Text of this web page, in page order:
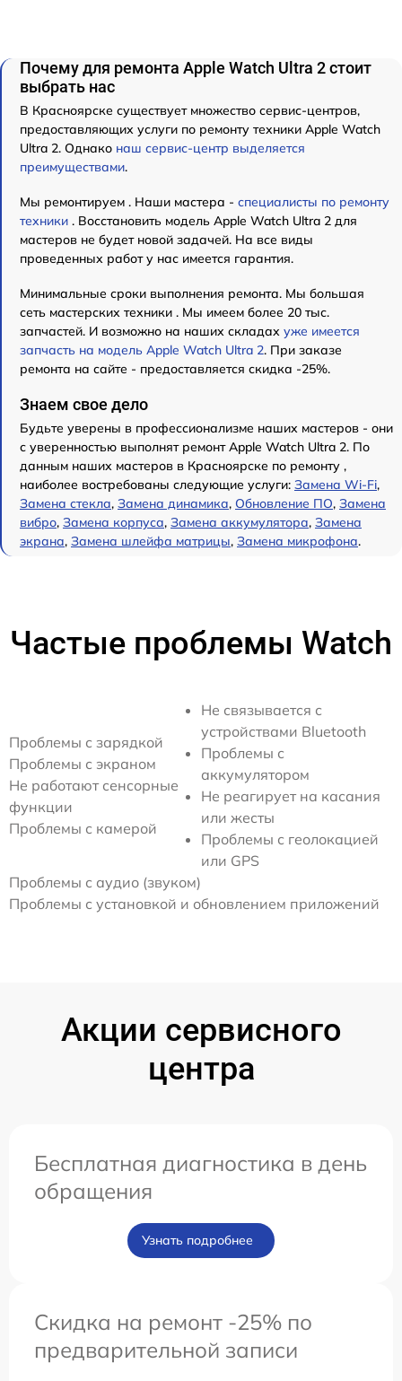
Почему для ремонта Apple Watch Ultra 2 стоит
выбрать нас
В Красноярске существует множество сервис-центров,
предоставляющих услуги по ремонту техники Apple Watch
Ultra 2. Однако наш сервис-центр выделяется
преимуществами.
Мы ремонтируем . Наши мастера - специалисты по ремонту
техники . Восстановить модель Apple Watch Ultra 2 для
мастеров не будет новой задачей. На все виды
проведенных работ у нас имеется гарантия.
Минимальные сроки выполнения ремонта. Мы большая
сеть мастерских техники . Мы имеем более 20 тыс.
запчастей. И возможно на наших складах уже имеется
запчасть на модель Apple Watch Ultra 2. При заказе
ремонта на сайте - предоставляется скидка -25%.
Знаем свое дело
Будьте уверены в профессионализме наших мастеров - они
с уверенностью выполнят ремонт Apple Watch Ultra 2. По
данным наших мастеров в Красноярске по ремонту ,
наиболее востребованы следующие услуги: Замена Wi-Fi,
Замена стекла, Замена динамика, Обновление ПО, Замена
вибро, Замена корпуса, Замена аккумулятора, Замена
экрана, Замена шлейфа матрицы, Замена микрофона.
Частые проблемы Watch
Проблемы с зарядкой
Проблемы с экраном
Не работают сенсорные
функции
Проблемы с камерой
Не связывается с
устройствами Bluetooth
Проблемы с
аккумулятором
Не реагирует на касания
или жесты
Проблемы с геолокацией
или GPS
Проблемы с аудио (звуком)
Проблемы с установкой и обновлением приложений
Акции сервисного
центра
Бесплатная диагностика в день
обращения
Узнать подробнее
Скидка на ремонт -25% по
предварительной записи